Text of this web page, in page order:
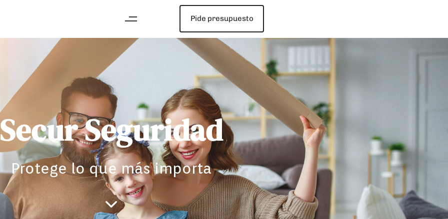
Pide presupuesto
Secur Seguridad
Protege lo que más importa